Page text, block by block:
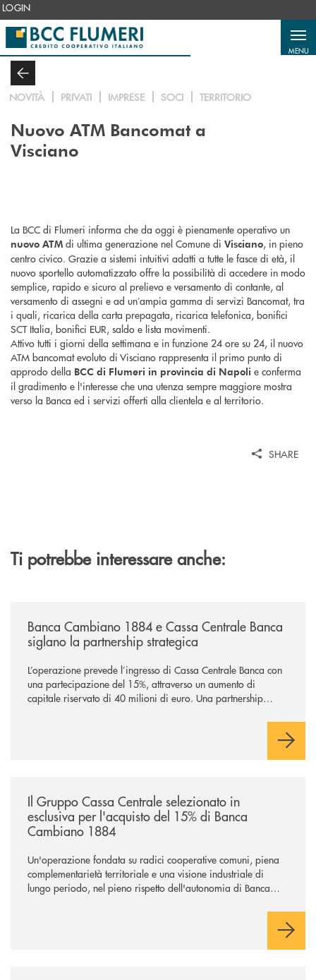
Salta al contenuto principale
LOGIN
MENU
NOVITÀ PRIVATI IMPRESE SOCI TERRITORIO
Nuovo ATM Bancomat a
Visciano
La BCC di Flumeri informa che da oggi è pienamente operativo un
nuovo ATM di ultima generazione nel Comune di Visciano, in pieno
centro civico. Grazie a sistemi intuitivi adatti a tutte le fasce di età, il
nuovo sportello automatizzato offre la possibilità di accedere in modo
semplice, rapido e sicuro al prelievo e versamento di contante, al
versamento di assegni e ad un’ampia gamma di servizi Bancomat, tra
i quali, ricarica della carta prepagata, ricarica telefonica, bonifici
SCT Italia, bonifici EUR, saldo e lista movimenti.
Attivo tutti i giorni della settimana e in funzione 24 ore su 24, il nuovo
ATM bancomat evoluto di Visciano rappresenta il primo punto di
approdo della BCC di Flumeri in provincia di Napoli e conferma
il gradimento e l'interesse che una utenza sempre maggiore mostra
verso la Banca ed i servizi offerti alla clientela e al territorio.
SHARE
Ti potrebbe interessare anche:
Banca Cambiano 1884 e Cassa Centrale Banca
siglano la partnership strategica
L’operazione prevede l’ingresso di Cassa Centrale Banca con
una partecipazione del 15%, attraverso un aumento di
capitale riservato di 40 milioni di euro. Una partnership
comuni e sulla prossimità ai territori, per ampliare l’offerta e
Il Gruppo Cassa Centrale selezionato in
esclusiva per l'acquisto del 15% di Banca
Cambiano 1884
Un'operazione fondata su radici cooperative comuni, piena
complementarietà territoriale e una visione industriale di
lungo periodo, nel pieno rispetto dell'autonomia di Banca
negoziazione esclusiva per la finalizzazione dell’operazione.